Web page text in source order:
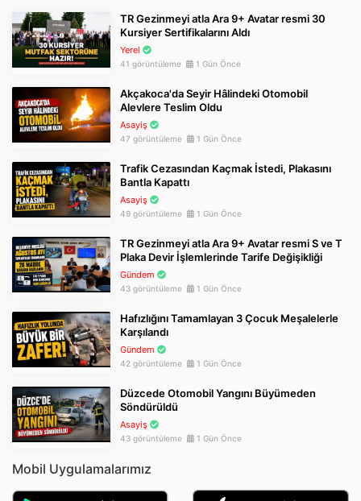
TR Gezinmeyi atla Ara 9+ Avatar resmi 30
Kursiyer Sertifikalarını Aldı
Yerel
41 görüntüleme 1 Gün Önce
Akçakoca'da Seyir Hâlindeki Otomobil
Alevlere Teslim Oldu
Asayiş
47 görüntüleme 1 Gün Önce
Trafik Cezasından Kaçmak İstedi, Plakasını
Bantla Kapattı
Asayiş
49 görüntüleme 1 Gün Önce
TR Gezinmeyi atla Ara 9+ Avatar resmi S ve T
Plaka Devir İşlemlerinde Tarife Değişikliği
Gündem
43 görüntüleme 1 Gün Önce
Hafızlığını Tamamlayan 3 Çocuk Meşalelerle
Karşılandı
Gündem
42 görüntüleme 1 Gün Önce
Düzcede Otomobil Yangını Büyümeden
Söndürüldü
Asayiş
43 görüntüleme 1 Gün Önce
Mobil Uygulamalarımız